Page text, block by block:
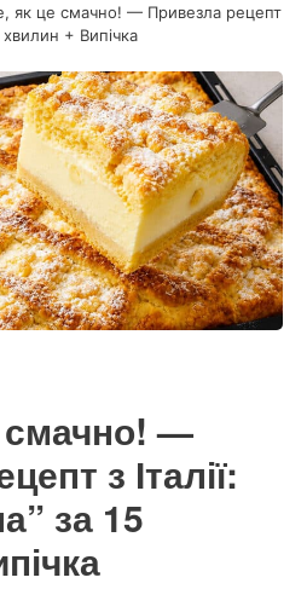
як це смачно! — Привезла рецепт
хвилин + Випічка
смачно! —
з Італії:
за 15